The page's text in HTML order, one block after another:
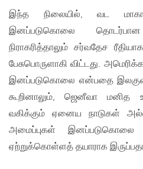
இந்த நிலையில், வட
இனப்படுகொலை
நிராகரித்தாலும் சர்வதேச
பேசுபொருளாகி விட்டது.
இனப்படுகொலை என்பதை
கூறினாலும், ஜெனீவா மனித
வகிக்கும் ஏனைய நாடுகள்
அமைப்புகள் இனப்படுகொலை
ஏற்றுக்கொள்ளத் தயாராக